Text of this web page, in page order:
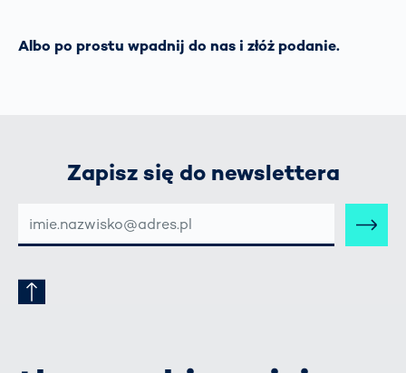
Albo po prostu wpadnij do nas i złóż podanie.
Zapisz się do newslettera
MAIL-
ADRESSE